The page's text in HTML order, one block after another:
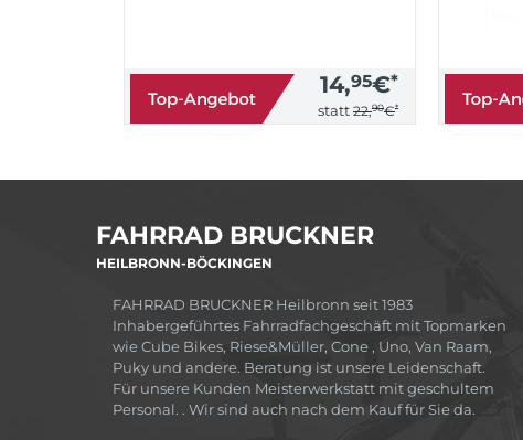
14,95€*
statt 22,90€*
FAHRRAD BRUCKNER
HEILBRONN-BÖCKINGEN
FAHRRAD BRUCKNER Heilbronn seit 1983
Inhabergeführtes Fahrradfachgeschäft mit Topmarken
wie Cube Bikes, Riese&Müller, Cone , Uno, Van Raam,
Puky und andere. Beratung ist unsere Leidenschaft.
Für unsere Kunden Meisterwerkstatt mit geschultem
Personal. . Wir sind auch nach dem Kauf für Sie da.